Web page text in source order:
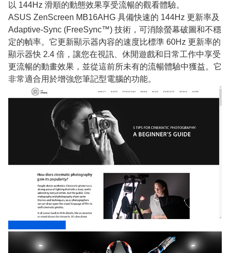
以 144Hz 滑順的動態效果享受流暢的觀看體驗。
ASUS ZenScreen MB16AHG 具備快速的 144Hz 更新率及
Adaptive-Sync (FreeSync™) 技術，可消除螢幕破圖和不穩
定的幀率。它更新顯示器內容的速度比標準 60Hz 更新率的
顯示器快 2.4 倍，讓您在視訊、休閒遊戲和日常工作中享受
更流暢的動畫效果，並從這前所未有的流暢體驗中獲益。它
非常適合用於增強您筆記型電腦的功能。